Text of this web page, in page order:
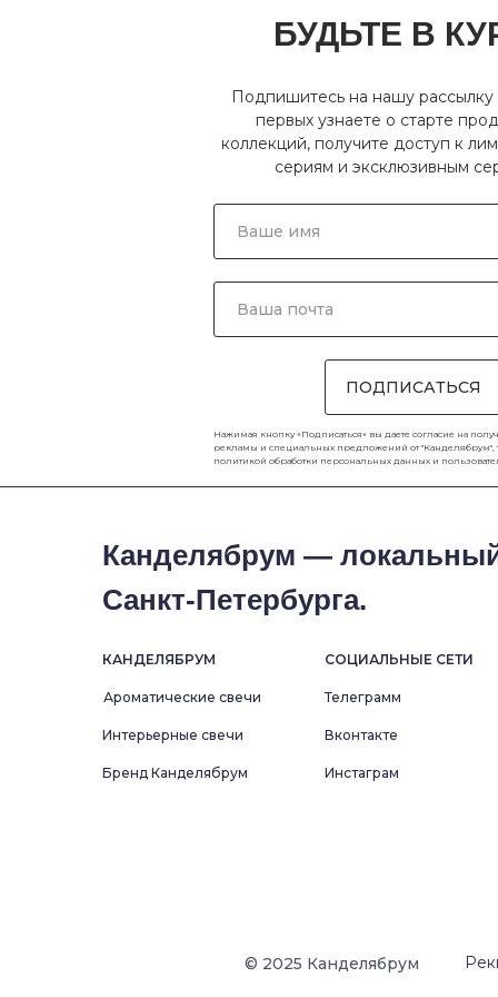
ПОДПИСАТЬСЯ
Подпишитесь на нашу рассылку
первых узнаете о старте
коллекций, получите доступ к
сериям и эксклюзивным
Нажимая кнопку «Подписаться» вы даете согласие на
рекламы и специальных предложений от "Канделябрум",
политикой обработки персональных данных и
БУДЬТЕ В
Канделябрум —
Санкт-Петербурга.
© 2025 Канделябрум
СОЦИАЛЬНЫЕ СЕТИ
Инстаграм
Телеграмм
Вконтакте
КАНДЕЛЯБРУМ
Ароматические свечи
Интерьерные свечи
Бренд Канделябрум